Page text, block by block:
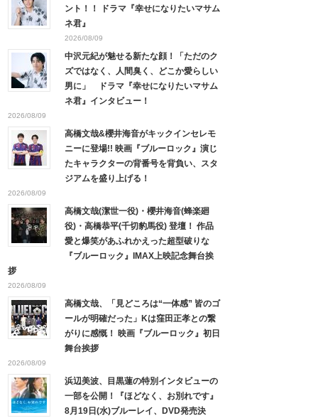
ント！！ ドラマ『幸せになりたいマサム
ネ君』
2026/08/09
中沢元紀が魅せる新たな顔！「ただのク
ズではなく、人間臭く、どこか愛らしい
男に」 ドラマ『幸せになりたいマサム
ネ君』インタビュー！
2026/08/09
高橋文哉&櫻井海音がキックインセレモ
ニーに登場!! 映画『ブルーロック』演じ
たキャラクターの背番号を背負い、スタ
ジアムを盛り上げる！
2026/08/09
高橋文哉(潔世一役)・櫻井海音(蜂楽廻
役)・高橋恭平(千切豹馬役) 登壇！ 作品
愛と爆笑があふれかえった超型破りな
『ブルーロック』IMAX上映記念舞台挨
拶
2026/08/09
高橋文哉、「見どころは“一体感” 皆のゴ
ールが明確だった」Kは窪田正孝との繋
がりに感慨！ 映画『ブルーロック』初日
舞台挨拶
2026/08/09
浜辺美波、目黒蓮の特別インタビューの
一部を公開！『ほどなく、お別れです』
8月19日(水)ブルーレイ、DVD発売決